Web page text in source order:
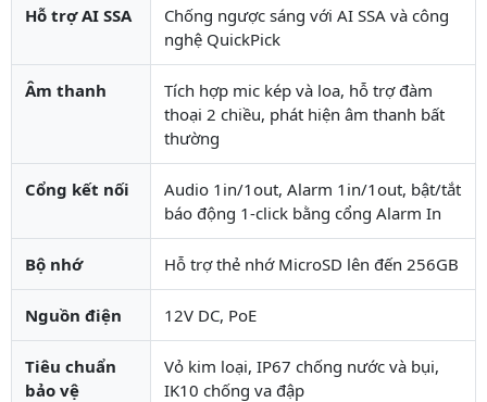
Hỗ trợ AI SSA
Chống ngược sáng với AI SSA và công
nghệ QuickPick
Âm thanh
Tích hợp mic kép và loa, hỗ trợ đàm
thoại 2 chiều, phát hiện âm thanh bất
thường
Cổng kết nối
Audio 1in/1out, Alarm 1in/1out, bật/tắt
báo động 1-click bằng cổng Alarm In
Bộ nhớ Hỗ trợ thẻ nhớ MicroSD lên đến 256GB
Nguồn điện 12V DC, PoE
Tiêu chuẩn
bảo vệ
Vỏ kim loại, IP67 chống nước và bụi,
IK10 chống va đập